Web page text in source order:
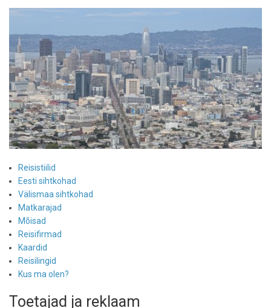
Reisistiilid
Eesti sihtkohad
Välismaa sihtkohad
Matkarajad
Mõisad
Reisifirmad
Kaardid
Reisilingid
Kus ma olen?
Toetajad ja reklaam